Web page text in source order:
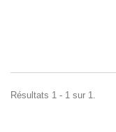
Résultats 1 - 1 sur 1.